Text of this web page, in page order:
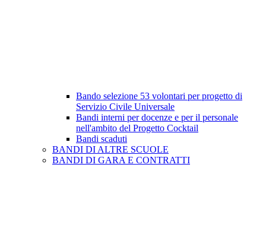
Bando selezione 53 volontari per progetto di
Servizio Civile Universale
Bandi interni per docenze e per il personale
nell'ambito del Progetto Cocktail
Bandi scaduti
BANDI DI ALTRE SCUOLE
BANDI DI GARA E CONTRATTI